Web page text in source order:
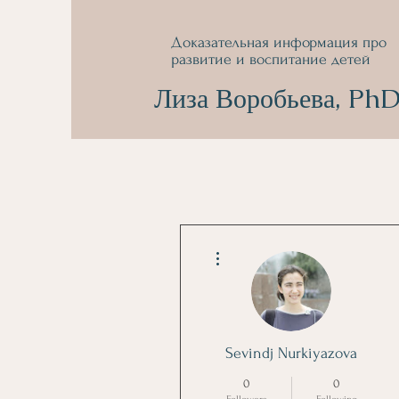
Доказательная информация про
развитие и воспитание детей
Лиза Воробьева, PhD
Sevindj Nurkiyazova
0 0